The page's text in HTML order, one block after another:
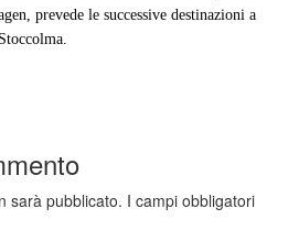
prevede le successive destinazioni a
sarà pubblicato. I campi obbligatori